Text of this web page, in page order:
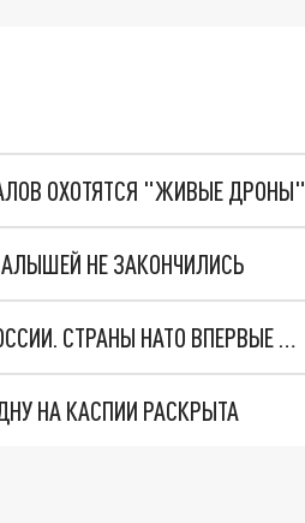
ОХОТЯТСЯ "ЖИВЫЕ ДРОНЫ"
НЕ ЗАКОНЧИЛИСЬ
"ОЧЕНЬ ПЛОХИЕ НОВОСТИ": БОЛЬШАЯ ОШИБКА PALANTIR В РОССИИ. СТРАНЫ НАТО ВПЕРВЫЕ ЗА СВО ОСТАНОВИЛИ ПОСТАВКИ ОРУЖИЯ. ВСУ ТЕРЯЮТ ПРИГРАНИЧЬЕ?
НА КАСПИИ РАСКРЫТА